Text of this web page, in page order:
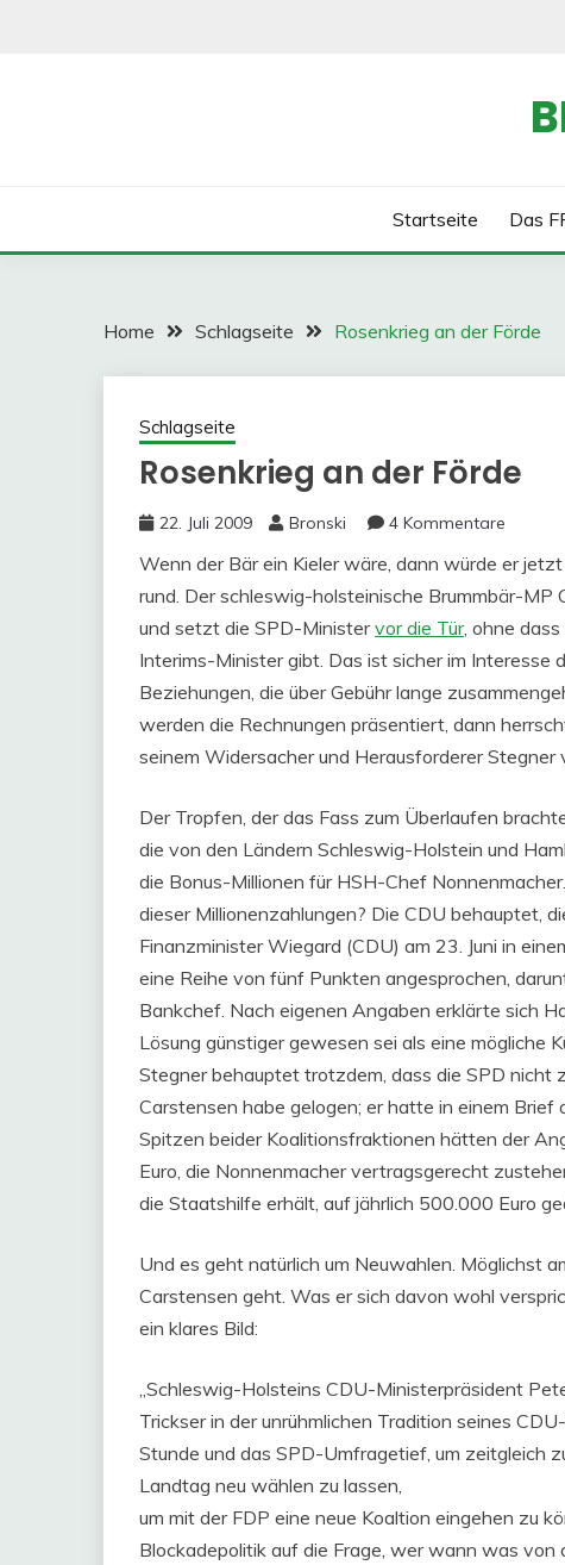
Startseite Das
Home Schlagseite Rosenkrieg an der Förde
Schlagseite
Rosenkrieg an der Förde
22. Juli 2009 Bronski 4 Kommentare
Wenn der Bär ein Kieler wäre, dann würde er
rund. Der schleswig-holsteinische Brummbär-
und setzt die SPD-Ministervor die Tür, ohne
Interims-Minister gibt. Das ist sicher im Interesse
Beziehungen, die über Gebühr lange
werden die Rechnungen präsentiert, dann
seinem Widersacher und Herausforderer Stegner
Der Tropfen, der das Fass zum Überlaufen
die von den Ländern Schleswig-Holstein und
die Bonus-Millionen für HSH-Chef
dieser Millionenzahlungen? Die CDU behauptet,
Finanzminister Wiegard (CDU) am 23. Juni in
eine Reihe von fünf Punkten angesprochen,
Bankchef. Nach eigenen Angaben erklärte sich
Lösung günstiger gewesen sei als eine mögliche
Stegner behauptet trotzdem, dass die SPD nicht
Carstensen habe gelogen; er hatte in einem Brief
Spitzen beider Koalitionsfraktionen hätten der
Euro, die Nonnenmacher vertragsgerecht
die Staatshilfe erhält, auf jährlich 500.000 Euro
Und es geht natürlich um Neuwahlen. Möglichst
Carstensen geht. Was er sich davon wohl
ein klares Bild:
„Schleswig-Holsteins CDU-Ministerpräsident
Trickser in der unrühmlichen Tradition seines
Stunde und das SPD-Umfragetief, um zeitgleich
Landtag neu wählen zu lassen,
um mit der FDP eine neue Koaltion eingehen zu
Blockadepolitik auf die Frage, wer wann was